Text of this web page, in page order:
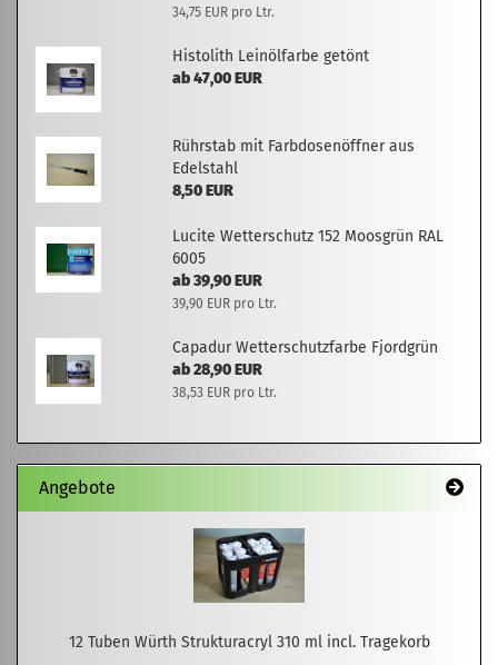
34,75 EUR pro Ltr.
Histolith Leinölfarbe getönt
ab 47,00 EUR
Rührstab mit Farbdosenöffner aus
Edelstahl
8,50 EUR
Lucite Wetterschutz 152 Moosgrün RAL
6005
ab 39,90 EUR
39,90 EUR pro Ltr.
Capadur Wetterschutzfarbe Fjordgrün
ab 28,90 EUR
38,53 EUR pro Ltr.
Angebote
12 Tuben Würth Strukturacryl 310 ml incl. Tragekorb